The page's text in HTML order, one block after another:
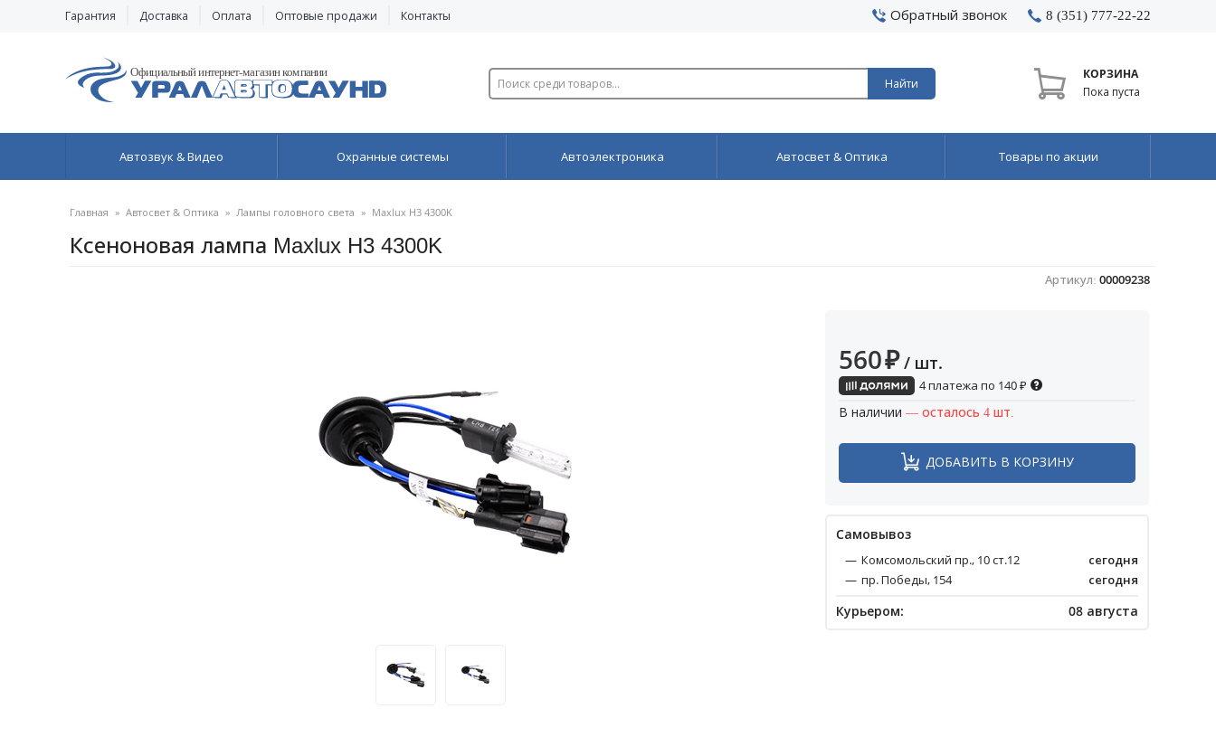
Гарантия Доставка Оплата Оптовые продажи Контакты Обратный звонок 8 (351) 777-22-22
Найти
КОРЗИНА
Пока пуста
Автозвук & Видео Охранные системы Автоэлектроника Автосвет & Оптика Товары по акции
Главная » Автосвет & Оптика » Лампы головного света » Maxlux H3 4300K
Ксеноновая лампа Maxlux H3 4300K
Артикул: 00009238
560₽ / шт.
4 платежа по 140₽
В наличии — осталось 4 шт.
ДОБАВИТЬ В КОРЗИНУ
Cамовывоз
Комсомольский пр., 10 ст.12
сегодня
пр. Победы, 154
сегодня
Курьером: 08 августа